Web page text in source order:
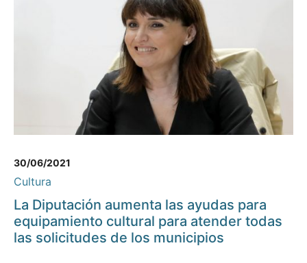
30/06/2021
Cultura
La Diputación aumenta las ayudas para
equipamiento cultural para atender todas
las solicitudes de los municipios